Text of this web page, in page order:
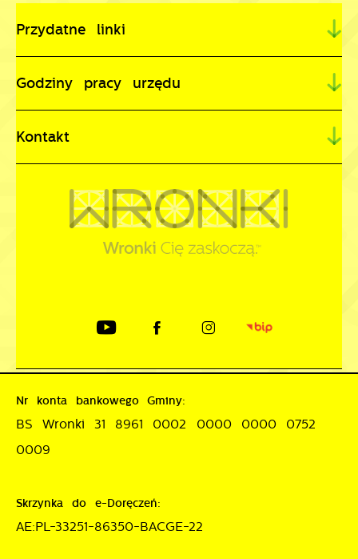
Przydatne linki
Godziny pracy urzędu
Kontakt
Nr konta bankowego Gminy:
BS Wronki 31 8961 0002 0000 0000 0752
0009
Skrzynka do e-Doręczeń:
AE:PL-33251-86350-BACGE-22